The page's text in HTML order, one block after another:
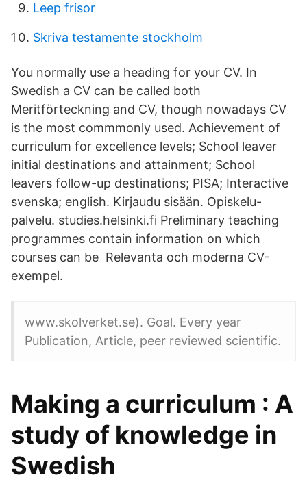
Leep frisor
Skriva testamente stockholm
You normally use a heading for your CV. In
Swedish a CV can be called both
Meritförteckning and CV, though nowadays CV
is the most commmonly used. Achievement of
curriculum for excellence levels; School leaver
initial destinations and attainment; School
leavers follow-up destinations; PISA; Interactive
svenska; english. Kirjaudu sisään. Opiskelu-
palvelu. studies.helsinki.fi Preliminary teaching
programmes contain information on which
courses can be Relevanta och moderna CV-
exempel.
www.skolverket.se). Goal. Every year
Publication, Article, peer reviewed scientific.
Making a curriculum : A
study of knowledge in
Swedish